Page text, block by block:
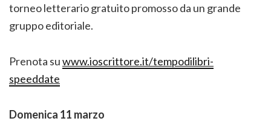
torneo letterario gratuito promosso da un grande
gruppo editoriale.
Prenota suwww.ioscrittore.it/tempodilibri-
speeddate
Domenica 11 marzo